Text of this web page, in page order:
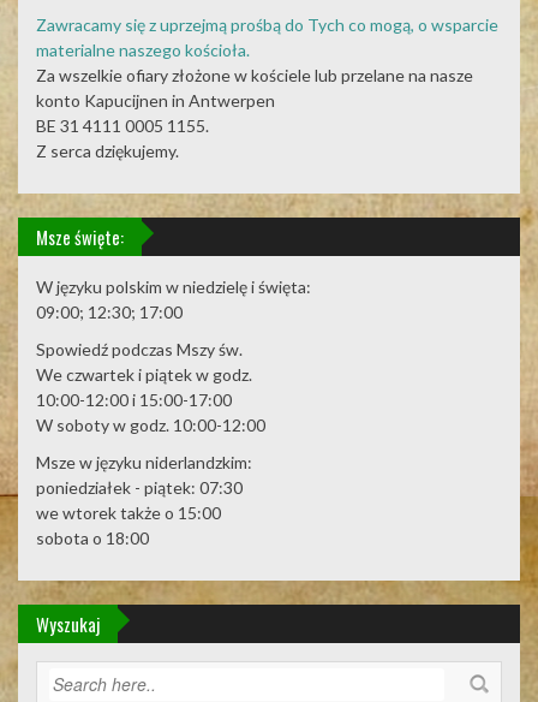
Zawracamy się z uprzejmą prośbą do Tych co mogą, o wsparcie
materialne naszego kościoła.
Za wszelkie ofiary złożone w kościele lub przelane na nasze
konto Kapucijnen in Antwerpen
BE 31 4111 0005 1155.
Z serca dziękujemy.
Msze święte:
W języku polskim w niedzielę i święta:
09:00; 12:30; 17:00
Spowiedź podczas Mszy św.
We czwartek i piątek w godz.
10:00-12:00 i 15:00-17:00
W soboty w godz. 10:00-12:00
Msze w języku niderlandzkim:
poniedziałek - piątek: 07:30
we wtorek także o 15:00
sobota o 18:00
Wyszukaj